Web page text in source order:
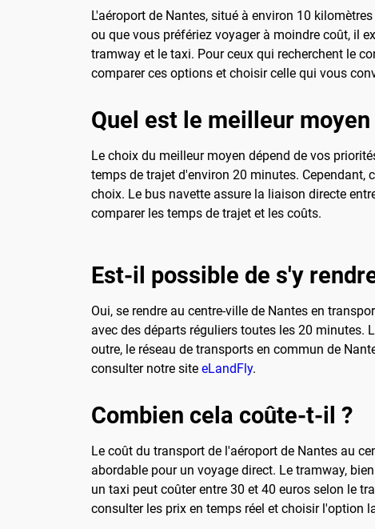
L'aéroport de Nantes, situé à environ 10
ou que vous préfériez voyager à moindre coût, il
tramway et le taxi. Pour ceux qui recherchent le
comparer ces options et choisir celle qui vous
Quel est le meilleur
Le choix du meilleur moyen dépend de vos
temps de trajet d'environ 20 minutes. Cependant,
choix. Le bus navette assure la liaison directe
comparer les temps de trajet et les coûts.
Est-il possible de s'y
Oui, se rendre au centre-ville de Nantes en
avec des départs réguliers toutes les 20 minutes.
outre, le réseau de transports en commun de
consulter notre site eLandFly.
Combien cela coûte-t-il ?
Le coût du transport de l'aéroport de Nantes au
abordable pour un voyage direct. Le tramway,
un taxi peut coûter entre 30 et 40 euros selon le
consulter les prix en temps réel et choisir l'option